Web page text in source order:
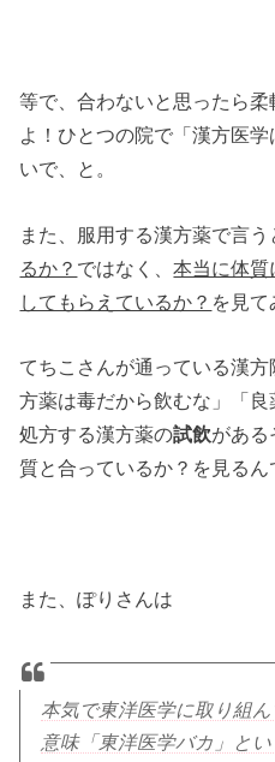
等で、合わないと思ったら
よ！ひとつの院で「漢方医
いで、と。
また、服用する漢方薬で言う
るか？ ではなく、本当に体質
してもらえているか？ を見て
てちこさんが通っている漢
方薬は毒だから飲むな」「
処方する漢方薬の試飲がある
質と合っているか？を見るん
また、ぽりさんは
本気で東洋医学に取り組
意味「東洋医学バカ」と